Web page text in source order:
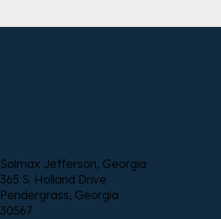
Solmax Jefferson, Georgia
365 S. Holland Drive
Pendergrass, Georgia
30567